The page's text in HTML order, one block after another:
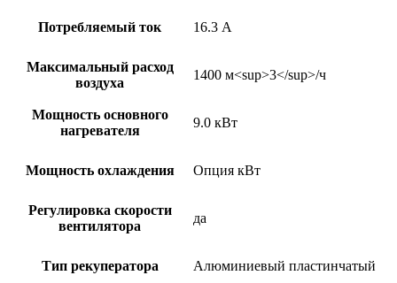
Потребляемый ток 16.3 А
Максимальный расход
воздуха
1400 м<sup>3</sup>/ч
Мощность основного
нагревателя
9.0 кВт
Мощность охлаждения Опция кВт
Регулировка скорости
вентилятора
да
Тип рекуператора Алюминиевый пластинчатый